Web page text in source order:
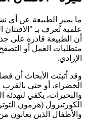
ما يميز الطبيعة عن أي
أن الطبيعة قادرة على
متطلبات العمل أو
الإرادي.
الخضراء، أو حتى
والبحيرات، يكفي
الكورتيزول (هرمون
والأطفال الذين يعانون